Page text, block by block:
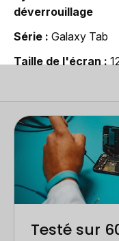
déverrouillage
Série
Galaxy Tab
Taille de l'écran
Testé sur